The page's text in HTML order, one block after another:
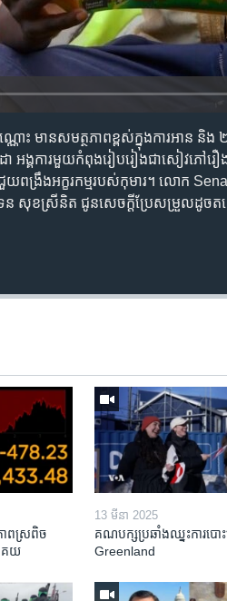
ោះ​ ​មាន​សមត្ថភាព​ខ្ពស់​ក្នុង​ការ​អាន​​ និង​
អង្គការ​មួយ​កំពុង​រៀបរៀង​ជា​សៀវភៅ​រ
ពង្រឹង​អក្ខរកម្ម​របស់​កុមារ។ លោក
ែន សុខស្រីនិត ជូន​សេចក្តី​ប្រែ​សម្រួល​ដូច
ាពស្រពិច
គយ
13 មីនា 2025
គណបក្ស​ប្រឆាំង​ឈ្នះ​ការបោះ
Greenland